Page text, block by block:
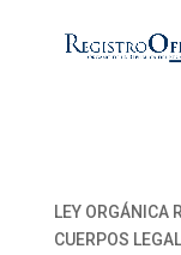
LEY ORGÁNICA
CUERPOS